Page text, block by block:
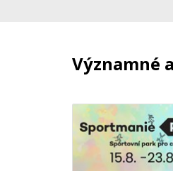
Významné